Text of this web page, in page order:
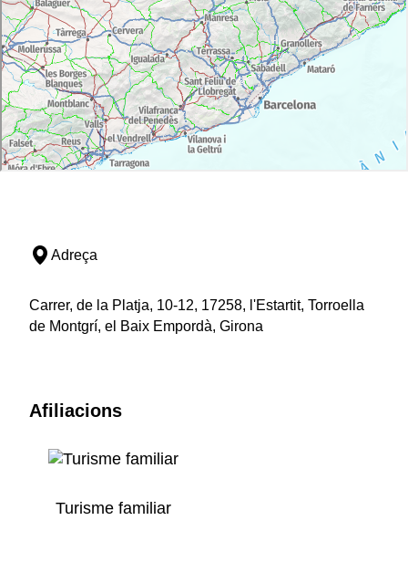
Adreça
Carrer, de la Platja, 10-12, 17258, l'Estartit, Torroella
de Montgrí, el Baix Empordà, Girona
Afiliacions
Turisme familiar